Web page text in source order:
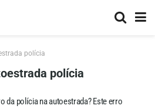
polícia
polícia
da polícia na autoestrada? Este erro